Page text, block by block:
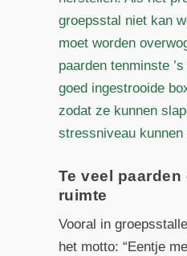
groepsstal niet kan
moet worden
paarden tenminste
goed ingestrooide
zodat ze kunnen
stressniveau kunnen
Te veel
ruimte
Vooral in
het motto: “Eentje